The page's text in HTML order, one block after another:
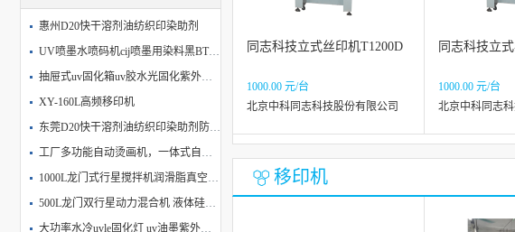
惠州D20快干溶剂油纺织印染助剂
UV喷墨水喷码机cij喷墨用染料黑BTN-高黑易调
抽屉式uv固化箱uv胶水光固化紫外线uvled固化机365nmuvled固化灯
XY-160L高频移印机
东莞D20快干溶剂油纺织印染助剂防锈油
工厂多功能自动烫画机，一体式自动烫画机，组合式自动烫画机
1000L龙门式行星搅拌机润滑脂真空分散混合搅拌机
500L龙门双行星动力混合机 液体硅胶搅拌机 石墨烯强力搅拌机
大功率水冷uvle固化灯 uv油墨紫外线uvled固化机 流水线光固化
同志科技立式丝印机T1200D
1000.00 元/台
北京中科同志科技股份有限公司
同志科技立
1000.00 元/台
北京中科同志
移印机